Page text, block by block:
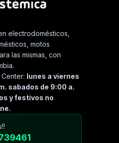
electrodomésticos,
motos
las mismas, con
lunes a viernes
sabados de 9:00 a.
y festivos no